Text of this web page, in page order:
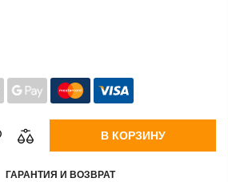
В КОРЗИНУ
ГАРАНТИЯ И ВОЗВРАТ